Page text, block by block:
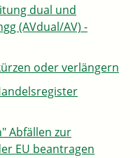
dual und
(AVdual/AV) -
oder verlängern
Abfällen zur
EU beantragen